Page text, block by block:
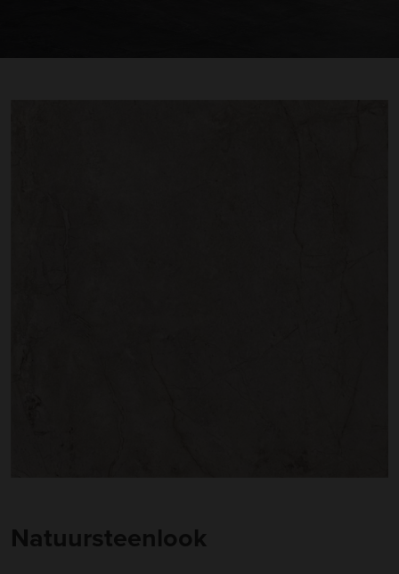
Natuursteenlook